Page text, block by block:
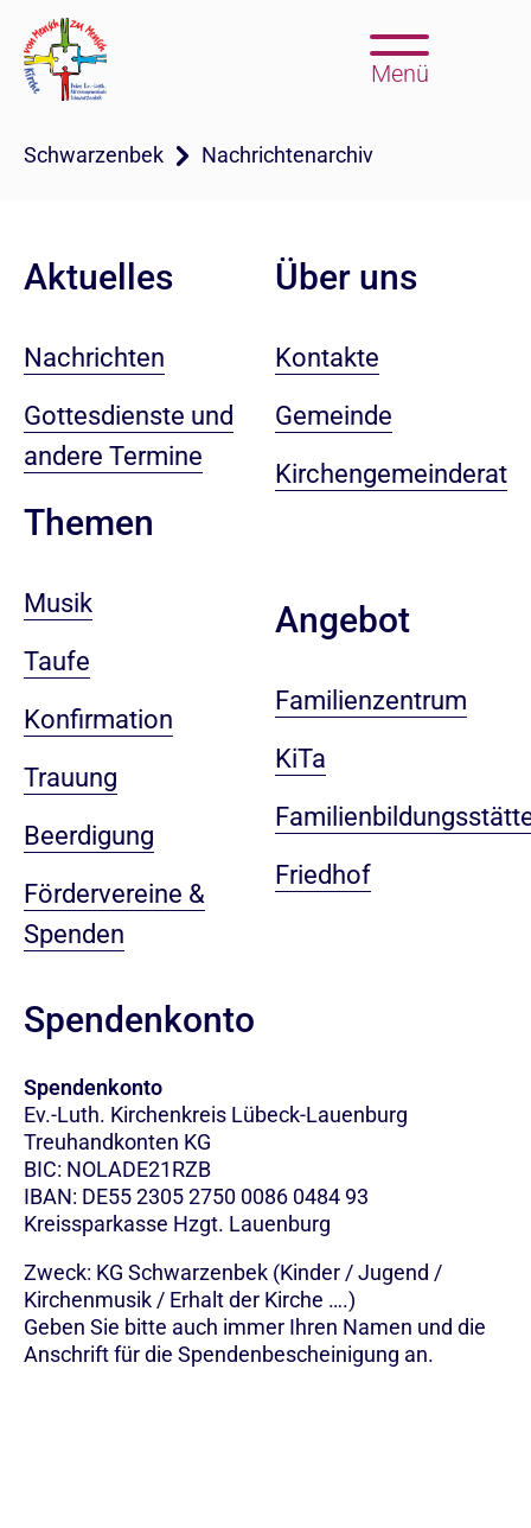
Menü
Schwarzenbek Nachrichtenarchiv
Aktuelles
Nachrichten
Gottesdienste und
andere Termine
Themen
Musik
Taufe
Konfirmation
Trauung
Beerdigung
Fördervereine &
Spenden
Über uns
Kontakte
Gemeinde
Kirchengemeinderat
Angebot
Familienzentrum
KiTa
Friedhof
Spendenkonto
Spendenkonto
Ev.-Luth. Kirchenkreis Lübeck-Lauenburg
Treuhandkonten KG
BIC: NOLADE21RZB
IBAN: DE55 2305 2750 0086 0484 93
Kreissparkasse Hzgt. Lauenburg
Zweck: KG Schwarzenbek (Kinder / Jugend /
Kirchenmusik / Erhalt der Kirche ….)
Geben Sie bitte auch immer Ihren Namen und die
Anschrift für die Spendenbescheinigung an.